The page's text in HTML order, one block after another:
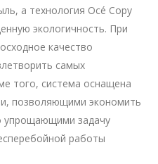
а технология Océ Copy
экологичность. При
качество
самых
того, система оснащена
позволяющими экономить
упрощающими задачу
работы